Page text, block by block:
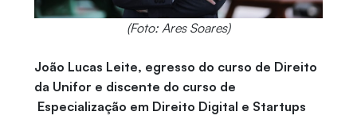
(Foto: Ares Soares)
João Lucas Leite, egresso do curso de Direito
da Unifor e discente do curso de
Especialização em Direito Digital e Startups